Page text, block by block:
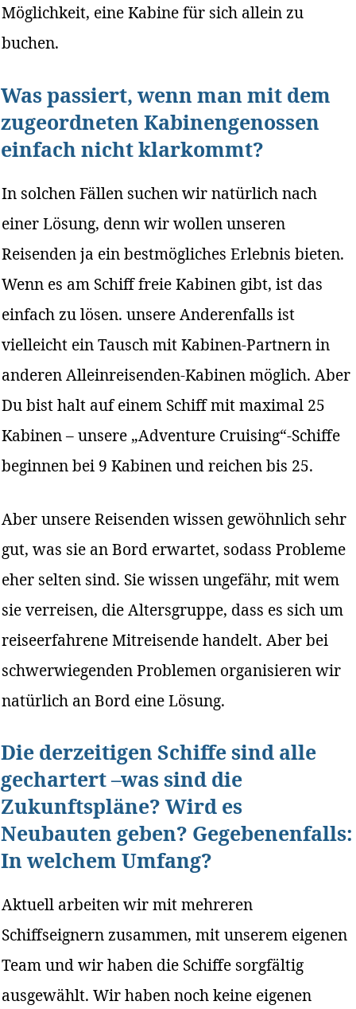
Möglichkeit, eine Kabine für sich allein zu
buchen.
Was passiert, wenn man mit dem
zugeordneten Kabinengenossen
einfach nicht klarkommt?
In solchen Fällen suchen wir natürlich nach
einer Lösung, denn wir wollen unseren
Reisenden ja ein bestmögliches Erlebnis bieten.
Wenn es am Schiff freie Kabinen gibt, ist das
einfach zu lösen. unsere Anderenfalls ist
vielleicht ein Tausch mit Kabinen-Partnern in
anderen Alleinreisenden-Kabinen möglich. Aber
Du bist halt auf einem Schiff mit maximal 25
Kabinen – unsere „Adventure Cruising“-Schiffe
beginnen bei 9 Kabinen und reichen bis 25.
Aber unsere Reisenden wissen gewöhnlich sehr
gut, was sie an Bord erwartet, sodass Probleme
eher selten sind. Sie wissen ungefähr, mit wem
sie verreisen, die Altersgruppe, dass es sich um
reiseerfahrene Mitreisende handelt. Aber bei
schwerwiegenden Problemen organisieren wir
natürlich an Bord eine Lösung.
Die derzeitigen Schiffe sind alle
gechartert –was sind die
Zukunftspläne? Wird es
Neubauten geben? Gegebenenfalls:
In welchem Umfang?
Aktuell arbeiten wir mit mehreren
Schiffseignern zusammen, mit unserem eigenen
Team und wir haben die Schiffe sorgfältig
ausgewählt. Wir haben noch keine eigenen